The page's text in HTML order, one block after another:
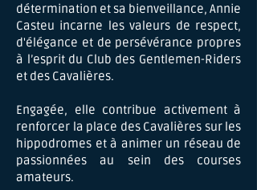
détermination et sa bienveillance, Annie
Casteu incarne les valeurs de respect,
d'élégance et de persévérance propres
à l’esprit du Club des Gentlemen-Riders
et des Cavalières.
Engagée, elle contribue activement à
renforcer la place des Cavalières sur les
hippodromes et à animer un réseau de
passionnées au sein des courses
amateurs.